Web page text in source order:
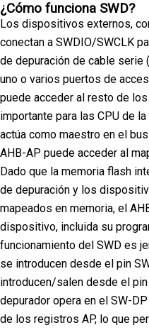
¿Cómo funciona SWD?
Los dispositivos externos,
conectan a SWDIO/SWCLK
de depuración de cable serie
uno o varios puertos de
puede acceder al resto de
importante para las CPU de
actúa como maestro en el
AHB-AP puede acceder al
Dado que la memoria flash
de depuración y los
mapeados en memoria, el
dispositivo, incluida su
funcionamiento del SWD es
se introducen desde el pin
introducen/salen desde el pin
depurador opera en el SW-
de los registros AP, lo que